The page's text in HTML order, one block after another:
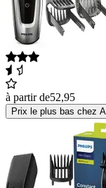
à partir de52,95
Prix le plus bas chez